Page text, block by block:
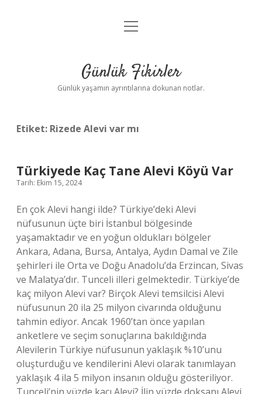
Anasayfa
Yasal Uyarı
menüyü
Günlük Fikirler
Günlük yaşamın ayrıntılarına dokunan notlar.
Etiket: Rizede Alevi var mı
Türkiyede Kaç Tane Alevi Köyü Var
Tarih: Ekim 15, 2024
En çok Alevi hangi ilde? Türkiye’deki Alevi
nüfusunun üçte biri İstanbul bölgesinde
yaşamaktadır ve en yoğun oldukları bölgeler
Ankara, Adana, Bursa, Antalya, Aydın Damal ve Zile
şehirleri ile Orta ve Doğu Anadolu’da Erzincan, Sivas
ve Malatya’dır. Tunceli illeri gelmektedir. Türkiye’de
kaç milyon Alevi var? Birçok Alevi temsilcisi Alevi
nüfusunun 20 ila 25 milyon civarında olduğunu
tahmin ediyor. Ancak 1960’tan önce yapılan
anketlere ve seçim sonuçlarına bakıldığında
Alevilerin Türkiye nüfusunun yaklaşık %10’unu
oluşturduğu ve kendilerini Alevi olarak tanımlayan
yaklaşık 4 ila 5 milyon insanın olduğu gösteriliyor.